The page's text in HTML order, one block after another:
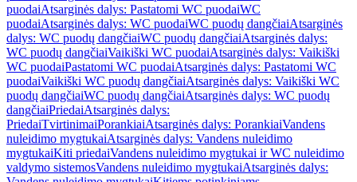
puodaiAtsarginės dalys: Pastatomi WC puodaiWC
puodaiAtsarginės dalys: WC puodaiWC puodų dangčiaiAtsarginės
dalys: WC puodų dangčiaiWC puodų dangčiaiAtsarginės dalys:
WC puodų dangčiaiVaikiški WC puodaiAtsarginės dalys: Vaikiški
WC puodaiPastatomi WC puodaiAtsarginės dalys: Pastatomi WC
puodaiVaikiški WC puodų dangčiaiAtsarginės dalys: Vaikiški WC
puodų dangčiaiWC puodų dangčiaiAtsarginės dalys: WC puodų
dangčiaiPriedaiAtsarginės dalys:
PriedaiTvirtinimaiPorankiaiAtsarginės dalys: PorankiaiVandens
nuleidimo mygtukaiAtsarginės dalys: Vandens nuleidimo
mygtukaiKiti priedaiVandens nuleidimo mygtukai ir WC nuleidimo
valdymo sistemosVandens nuleidimo mygtukaiAtsarginės dalys: